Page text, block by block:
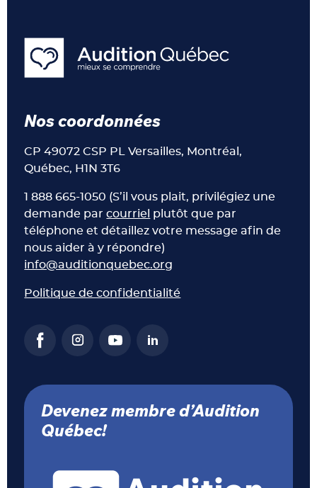
Nos coordonnées
CP 49072 CSP PL Versailles, Montréal,
Québec, H1N 3T6
1 888 665-1050 (S’il vous plait, privilégiez une
demande parcourriel plutôt que par
téléphone et détaillez votre message afin de
nous aider à y répondre)
info@auditionquebec.org
Politique de confidentialité
Devenez membre d’Audition
Québec!